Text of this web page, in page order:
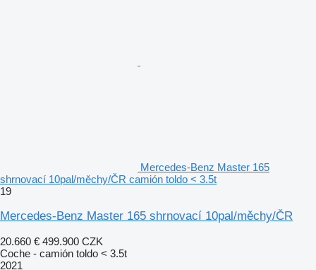
Mercedes-Benz Master 165
shrnovací 10pal/měchy/ČR camión toldo < 3.5t
19
Mercedes-Benz Master 165 shrnovací 10pal/měchy/ČR
20.660 € 499.900 CZK
Coche - camión toldo < 3.5t
2021